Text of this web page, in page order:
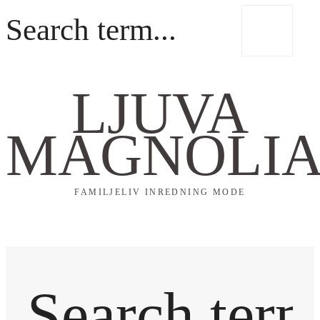
LJUVA
FAMILJELIV INREDNING MODE